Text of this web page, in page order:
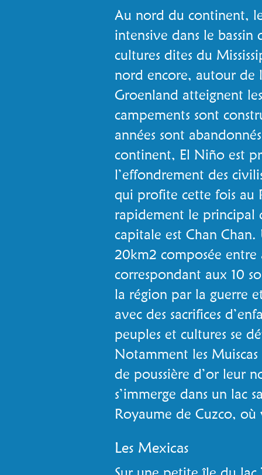
Au nord du continent,
intensive dans le
cultures dites du
nord encore, autour de
Groenland atteignent
campements sont
années sont
continent, El Niño est
l’effondrement des
qui profite cette fois au
rapidement le principal
capitale est Chan
20km2 composée entre
correspondant aux 10
la région par la guerre
avec des sacrifices
peuples et cultures se
Notamment les
de poussière d’or leur
s’immerge dans un lac
Royaume de Cuzco, où
Les Mexicas